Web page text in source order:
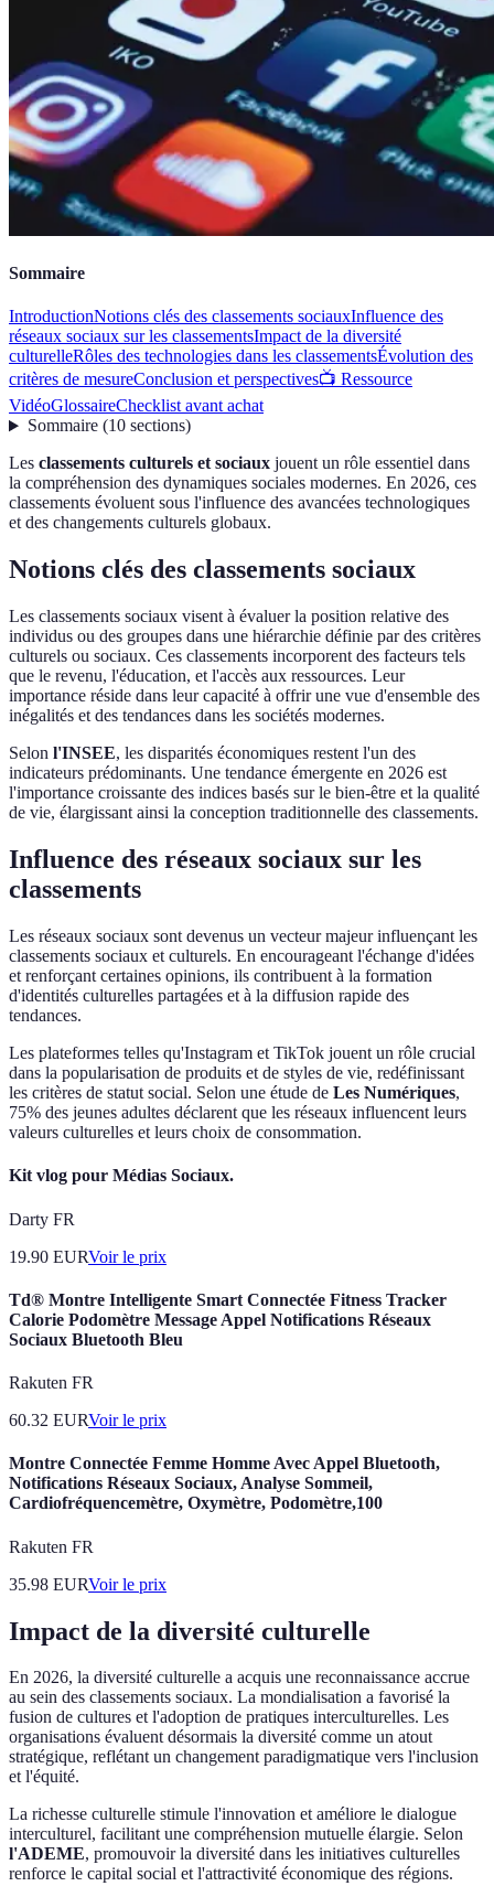
Sommaire
IntroductionNotions clés des classements sociauxInfluence des
réseaux sociaux sur les classementsImpact de la diversité
culturelleRôles des technologies dans les classementsÉvolution des
critères de mesureConclusion et perspectives📺 Ressource
VidéoGlossaireChecklist avant achat
Sommaire(10 sections)
Les classements culturels et sociaux jouent un rôle essentiel dans
la compréhension des dynamiques sociales modernes. En 2026, ces
classements évoluent sous l'influence des avancées technologiques
et des changements culturels globaux.
Notions clés des classements sociaux
Les classements sociaux visent à évaluer la position relative des
individus ou des groupes dans une hiérarchie définie par des critères
culturels ou sociaux. Ces classements incorporent des facteurs tels
que le revenu, l'éducation, et l'accès aux ressources. Leur
importance réside dans leur capacité à offrir une vue d'ensemble des
inégalités et des tendances dans les sociétés modernes.
Selon l'INSEE, les disparités économiques restent l'un des
indicateurs prédominants. Une tendance émergente en 2026 est
l'importance croissante des indices basés sur le bien-être et la qualité
de vie, élargissant ainsi la conception traditionnelle des classements.
Influence des réseaux sociaux sur les
classements
Les réseaux sociaux sont devenus un vecteur majeur influençant les
classements sociaux et culturels. En encourageant l'échange d'idées
et renforçant certaines opinions, ils contribuent à la formation
d'identités culturelles partagées et à la diffusion rapide des
tendances.
Les plateformes telles qu'Instagram et TikTok jouent un rôle crucial
dans la popularisation de produits et de styles de vie, redéfinissant
les critères de statut social. Selon une étude de Les Numériques,
75% des jeunes adultes déclarent que les réseaux influencent leurs
valeurs culturelles et leurs choix de consommation.
Kit vlog pour Médias Sociaux.
Darty FR
19.90 EURVoir le prix
Td® Montre Intelligente Smart Connectée Fitness Tracker
Calorie Podomètre Message Appel Notifications Réseaux
Sociaux Bluetooth Bleu
Rakuten FR
60.32 EURVoir le prix
Montre Connectée Femme Homme Avec Appel Bluetooth,
Notifications Réseaux Sociaux, Analyse Sommeil,
Cardiofréquencemètre, Oxymètre, Podomètre,100
Rakuten FR
35.98 EURVoir le prix
Impact de la diversité culturelle
En 2026, la diversité culturelle a acquis une reconnaissance accrue
au sein des classements sociaux. La mondialisation a favorisé la
fusion de cultures et l'adoption de pratiques interculturelles. Les
organisations évaluent désormais la diversité comme un atout
stratégique, reflétant un changement paradigmatique vers l'inclusion
et l'équité.
La richesse culturelle stimule l'innovation et améliore le dialogue
interculturel, facilitant une compréhension mutuelle élargie. Selon
l'ADEME, promouvoir la diversité dans les initiatives culturelles
renforce le capital social et l'attractivité économique des régions.